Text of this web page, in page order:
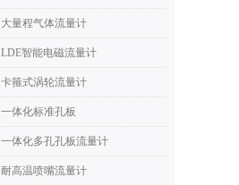
大量程气体流量计
LDE智能电磁流量计
卡箍式涡轮流量计
一体化标准孔板
一体化多孔孔板流量计
耐高温喷嘴流量计